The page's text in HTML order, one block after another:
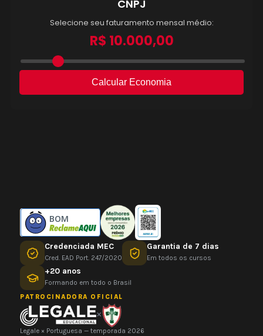
BOM
Credenciada MEC
Cred. EAD Port. 247/2020
Garantia de 7 dias
Em todos os cursos
+20 anos
Formando em todo o Brasil
PATROCINADORA OFICIAL
×
Legale × Portuguesa — temporada 2026